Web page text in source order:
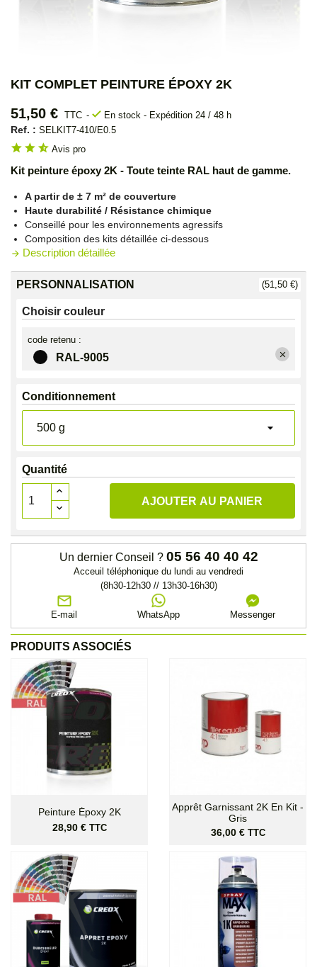
KIT COMPLET PEINTURE ÉPOXY 2K
51,50 € TTC check En stock - Expédition 24 / 48 h
Ref. : SELKIT7-410/E0.5
star star star_half Avis pro
Kit peinture époxy 2K - Toute teinte RAL haut de gamme.
A partir de ± 7 m² de couverture
Haute durabilité / Résistance chimique
Conseillé pour les environnements agressifs
Composition des kits détaillée ci-dessous
arrow_forward Description détaillée
PERSONNALISATION (51,50 €)
Choisir couleur
code retenu :
RAL-9005 close
Conditionnement
Quantité
AJOUTER AU PANIER
Un dernier Conseil ? 05 56 40 40 42
Acceuil téléphonique du lundi au vendredi
(8h30-12h30 // 13h30-16h30)
E-mail WhatsApp Messenger
PRODUITS ASSOCIÉS
Peinture Époxy 2K
Prix
28,90 € TTC
Apprêt Garnissant 2K En Kit -
Gris
Prix
36,00 € TTC